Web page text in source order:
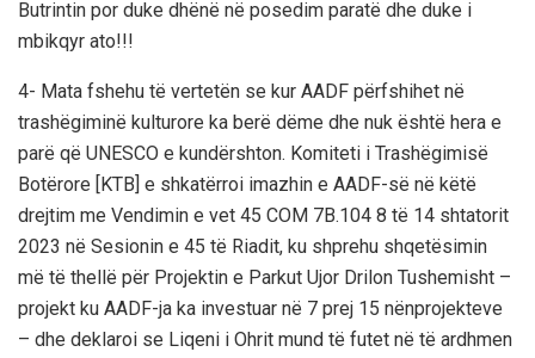
Butrintin por duke dhënë në posedim paratë dhe duke i
mbikqyr ato!!!
4- Mata fshehu të vertetën se kur AADF përfshihet në
trashëgiminë kulturore ka berë dëme dhe nuk është hera e
parë që UNESCO e kundërshton. Komiteti i Trashëgimisë
Botërore [KTB] e shkatërroi imazhin e AADF-së në këtë
drejtim me Vendimin e vet 45 COM 7B.104 8 të 14 shtatorit
2023 në Sesionin e 45 të Riadit, ku shprehu shqetësimin
më të thellë për Projektin e Parkut Ujor Drilon Tushemisht –
projekt ku AADF-ja ka investuar në 7 prej 15 nënprojekteve
– dhe deklaroi se Liqeni i Ohrit mund të futet në të ardhmen